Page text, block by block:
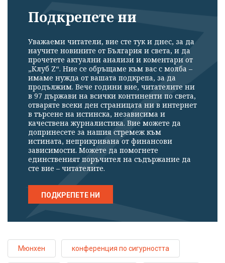
Подкрепете ни
Уважаеми читатели, вие сте тук и днес, за да
научите новините от България и света, и да
прочетете актуални анализи и коментари от
„Клуб Z“. Ние се обръщаме към вас с молба –
имаме нужда от вашата подкрепа, за да
продължим. Вече години вие, читателите ни
в 97 държави на всички континенти по света,
отваряте всеки ден страницата ни в интернет
в търсене на истинска, независима и
качествена журналистика. Вие можете да
допринесете за нашия стремеж към
истината, неприкривана от финансови
зависимости. Можете да помогнете
единственият поръчител на съдържание да
сте вие – читателите.
ПОДКРЕПЕТЕ НИ
Мюнхен конференция по сигурността